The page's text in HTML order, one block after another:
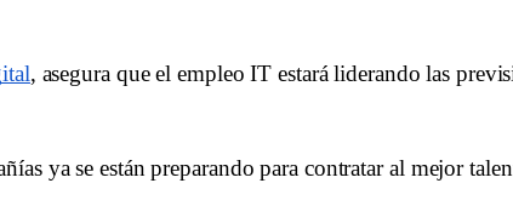
, asegura que el empleo IT estará liderando las
ya se están preparando para contratar al mejor